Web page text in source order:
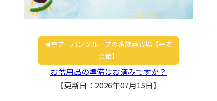
桶幸アーバングループの家族葬式場【平安
会館】
お盆用品の準備はお済みですか？
【更新日：2026年07月15日】